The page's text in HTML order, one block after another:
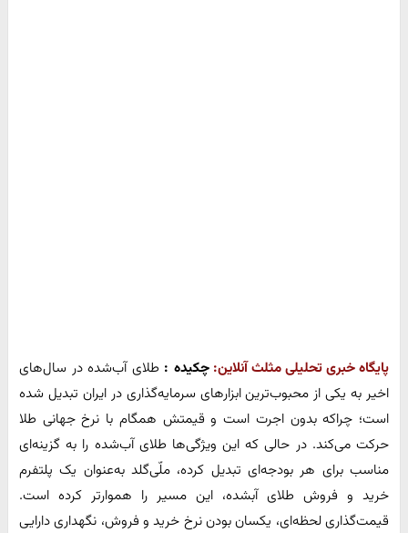
پایگاه خبری تحلیلی مثلث آنلاین: چکیده : طلای آب‌شده در سال‌های
اخیر به یکی از محبوب‌ترین ابزارهای سرمایه‌گذاری در ایران تبدیل شده
است؛ چراکه بدون اجرت است و قیمتش همگام با نرخ جهانی طلا
حرکت می‌کند. در حالی که این ویژگی‌ها طلای آب‌شده را به گزینه‌ای
مناسب برای هر بودجه‌ای تبدیل کرده، ملّی‌گلد به‌عنوان یک پلتفرم
خرید و فروش طلای آبشده، این مسیر را هموارتر کرده است.
قیمت‌گذاری لحظه‌ای، یکسان بودن نرخ خرید و فروش، نگهداری دارایی